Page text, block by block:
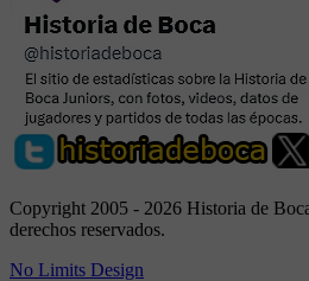
Copyright 2005 - 2026 Historia de
derechos reservados.
No Limits Design